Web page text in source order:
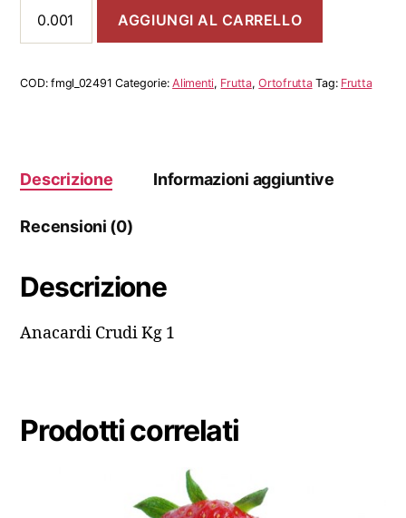
Crudi
Kg
quantità
AGGIUNGI AL CARRELLO
COD:fmgl_02491 Categorie:Alimenti, Frutta,Ortofrutta Tag: Frutta
Descrizione Informazioni aggiuntive
Recensioni (0)
Descrizione
Anacardi Crudi Kg 1
Prodotti correlati